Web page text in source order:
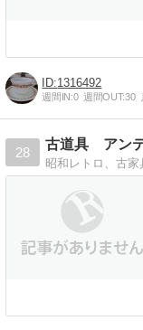
1316492
週間IN:0 週間OUT:30
28
古道具 アン